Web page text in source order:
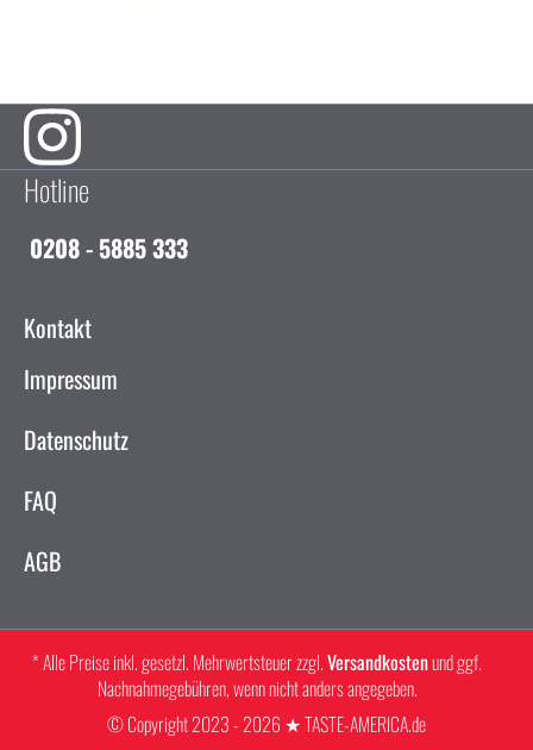
Hotline
0208 - 5885 333
Kontakt
Impressum
Datenschutz
FAQ
AGB
* Alle Preise inkl. gesetzl. Mehrwertsteuer zzgl.Versandkostenund ggf.
Nachnahmegebühren, wenn nicht anders angegeben.
© Copyright 2023 - 2026 ★ TASTE-AMERICA.de